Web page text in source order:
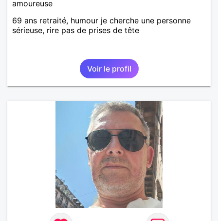
amoureuse
69 ans retraité, humour je cherche une personne
sérieuse, rire pas de prises de tête
Voir le profil